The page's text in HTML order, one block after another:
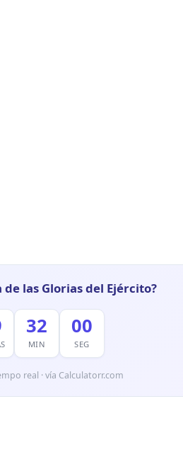
las Glorias del Ejército?
31
MIN
59
SEG
real · vía Calculatorr.com